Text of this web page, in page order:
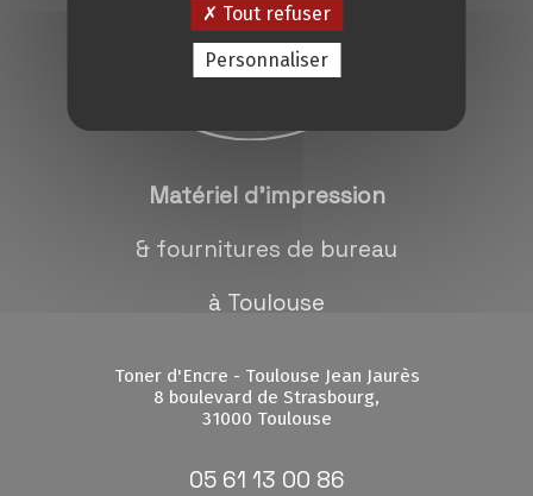
Contact/magasins
Matériel d'impression
& fournitures de bureau
à Toulouse
Toner d'Encre - Toulouse Jean Jaurès
8 boulevard de Strasbourg,
31000 Toulouse
05 61 13 00 86
Tout refuser
Personnaliser